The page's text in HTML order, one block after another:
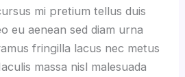
mi pretium tellus duis
eu aenean sed diam urna
fringilla lacus nec metus
massa nisl malesuada